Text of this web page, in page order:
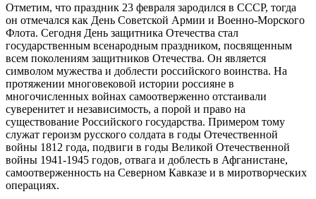
Отметим, что праздник 23 февраля зародился в СССР, тогда
он отмечался как День Советской Армии и Военно-Морского
Флота. Сегодня День защитника Отечества стал
государственным всенародным праздником, посвященным
всем поколениям защитников Отечества. Он является
символом мужества и доблести российского воинства. На
протяжении многовековой истории россияне в
многочисленных войнах самоотверженно отстаивали
суверенитет и независимость, а порой и право на
существование Российского государства. Примером тому
служат героизм русского солдата в годы Отечественной
войны 1812 года, подвиги в годы Великой Отечественной
войны 1941-1945 годов, отвага и доблесть в Афганистане,
самоотверженность на Северном Кавказе и в миротворческих
операциях.